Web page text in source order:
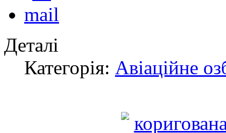
Деталі
Категорія: Авіаційне